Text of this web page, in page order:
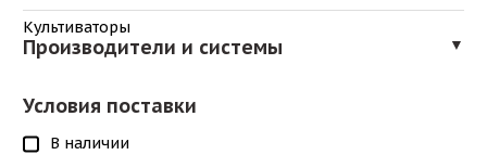
Производители и системы ▼
Условия поставки
В наличии
Культиваторы